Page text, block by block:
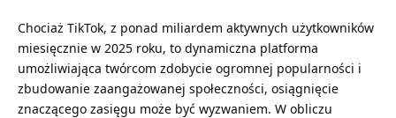
Chociaż TikTok, z ponad miliardem aktywnych użytkowników
miesięcznie w 2025 roku, to dynamiczna platforma
umożliwiająca twórcom zdobycie ogromnej popularności i
zbudowanie zaangażowanej społeczności, osiągnięcie
znaczącego zasięgu może być wyzwaniem. W obliczu